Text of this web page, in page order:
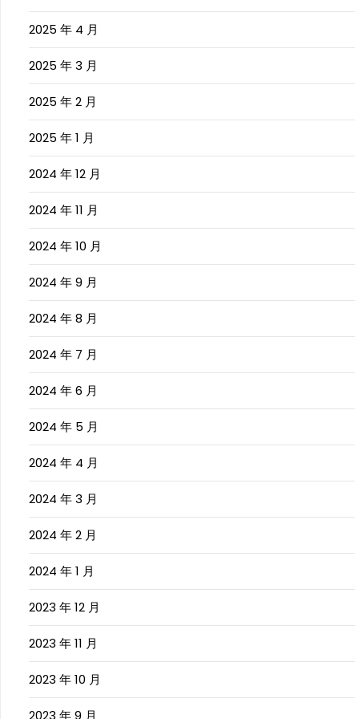
2025 年 4 月
2025 年 3 月
2025 年 2 月
2025 年 1 月
2024 年 12 月
2024 年 11 月
2024 年 10 月
2024 年 9 月
2024 年 8 月
2024 年 7 月
2024 年 6 月
2024 年 5 月
2024 年 4 月
2024 年 3 月
2024 年 2 月
2024 年 1 月
2023 年 12 月
2023 年 11 月
2023 年 10 月